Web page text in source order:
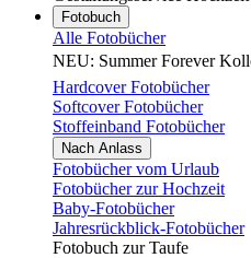
Fotobuch
Alle Fotobücher
NEU: Summer Forever
Hardcover Fotobücher
Softcover Fotobücher
Stoffeinband Fotobücher
Nach Anlass
Fotobücher vom Urlaub
Fotobücher zur Hochzeit
Baby-Fotobücher
Jahresrückblick-Fotobücher
Fotobuch zur Taufe